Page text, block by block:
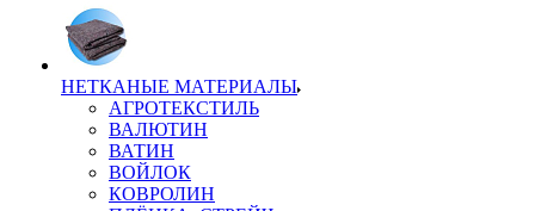
НЕТКАНЫЕ МАТЕРИАЛЫ
АГРОТЕКСТИЛЬ
ВАЛЮТИН
ВАТИН
ВОЙЛОК
КОВРОЛИН